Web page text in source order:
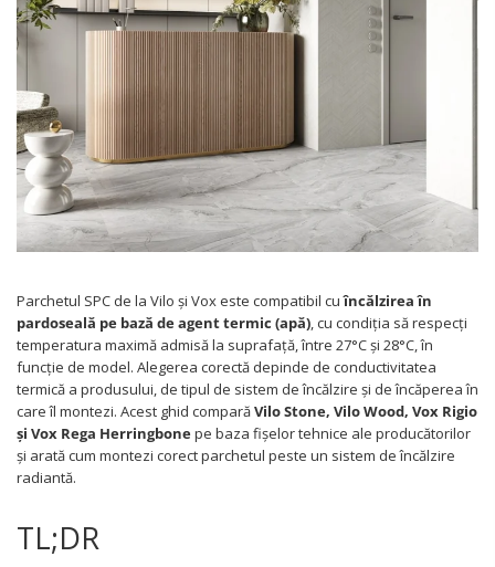
Parchetul SPC de la Vilo și Vox este compatibil cuîncălzirea în
pardoseală pe bază de agent termic (apă), cu condiția să respecți
temperatura maximă admisă la suprafață, între 27°C și 28°C, în
funcție de model. Alegerea corectă depinde de conductivitatea
termică a produsului, de tipul de sistem de încălzire și de încăperea în
care îl montezi. Acest ghid comparăVilo Stone, Vilo Wood, Vox Rigio
și Vox Rega Herringbonepe baza fișelor tehnice ale producătorilor
și arată cum montezi corect parchetul peste un sistem de încălzire
radiantă.
TL;DR